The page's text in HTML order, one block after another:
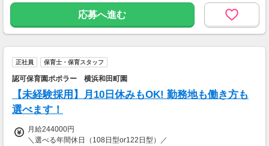
■週払いOK（規定あり）
※面談時にご相談ください♪
■諸手当
■週3日の場合
1,850円×8時間×月12日＝177,600円
■週5日の場合
1,900円×8時間×月22日間＝334,400円
応募へ進む
正社員 保育士・保育スタッフ
認可保育園ポポラー 横浜和田町園
【未経験採用】月10日休みもOK! 勤務地も働き方も
選べます！
月給244000円
＼選べる年間休日（108日型or122日型）／